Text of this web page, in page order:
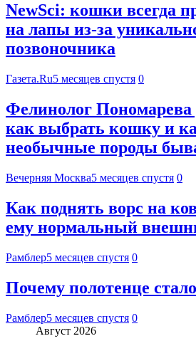
NewSci: кошки всегда
на лапы из-за
позвоночника
Газета.Ru5 месяцев спустя 0
Фелинолог Пономарева
как выбрать кошку и
необычные породы
Вечерняя Москва5 месяцев спустя 0
Как поднять ворс на
ему нормальный
Рамблер5 месяцев спустя 0
Почему полотенце
Рамблер5 месяцев спустя 0
Август 2026